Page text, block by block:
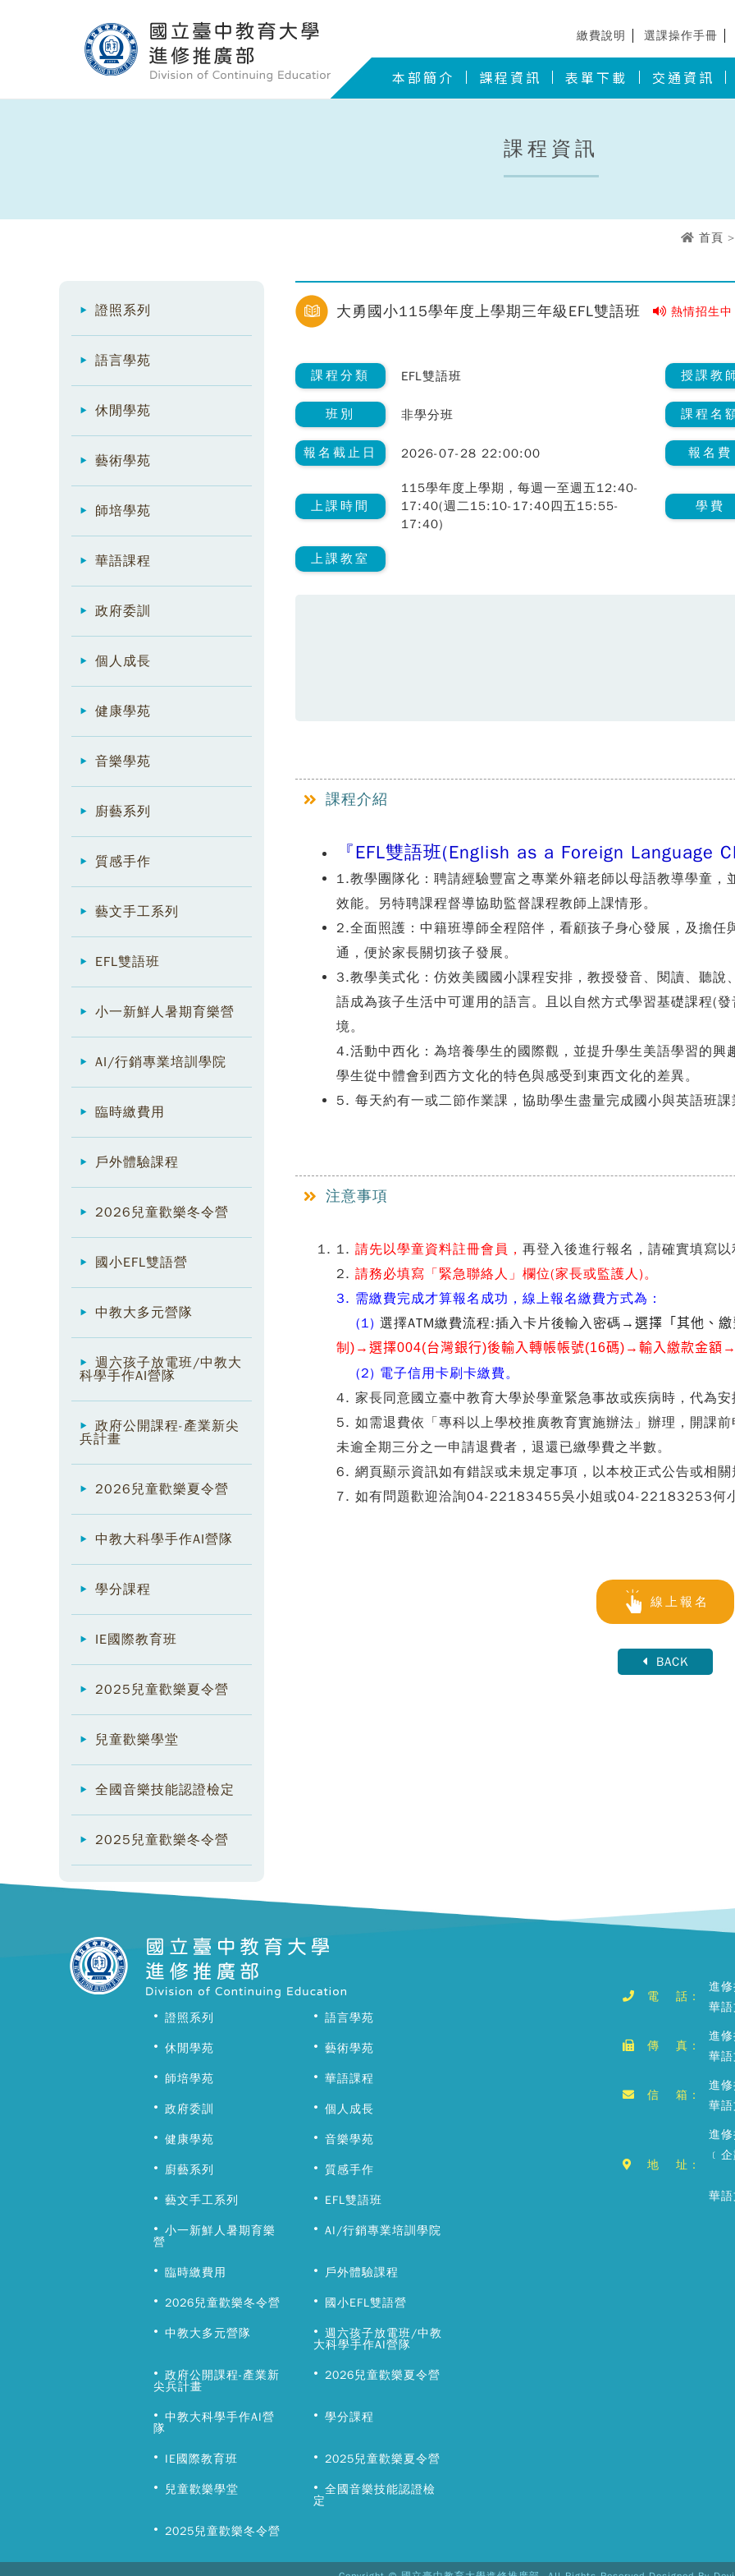
繳費說明 選課操作手冊
本部簡介 課程資訊 表單下載 交通資訊
課程資訊
首頁
證照系列
語言學苑
休閒學苑
藝術學苑
師培學苑
華語課程
政府委訓
個人成長
健康學苑
音樂學苑
廚藝系列
質感手作
藝文手工系列
EFL雙語班
小一新鮮人暑期育樂營
AI/行銷專業培訓學院
臨時繳費用
戶外體驗課程
2026兒童歡樂冬令營
國小EFL雙語營
中教大多元營隊
週六孩子放電班/中教大
科學手作AI營隊
政府公開課程-產業新尖
兵計畫
2026兒童歡樂夏令營
中教大科學手作AI營隊
學分課程
IE國際教育班
2025兒童歡樂夏令營
兒童歡樂學堂
全國音樂技能認證檢定
2025兒童歡樂冬令營
大勇國小115學年度上學期三年級EFL雙語班 熱情招生中
課程分類 EFL雙語班 授課教
班別 非學分班 課程名
報名截止日 2026-07-28 22:00:00 報名費
上課時間
115學年度上學期，每週一至週五12:40-
17:40(週二15:10-17:40四五15:55-
17:40)
學費
上課教室
課程介紹
『EFL雙語班(English as a Foreign Language
1.教學團隊化：聘請經驗豐富之專業外籍老師以母語教導學童，
效能。另特聘課程督導協助監督課程教師上課情形。
2.全面照護：中籍班導師全程陪伴，看顧孩子身心發展，及擔任
通，便於家長關切孩子發展。
3.教學美式化：仿效美國國小課程安排，教授發音、閱讀、聽說
語成為孩子生活中可運用的語言。且以自然方式學習基礎課程(
境。
4.活動中西化：為培養學生的國際觀，並提升學生美語學習的興
學生從中體會到西方文化的特色與感受到東西文化的差異。
5. 每天約有一或二節作業課，協助學生盡量完成國小與英語班課
注意事項
1. 請先以學童資料註冊會員， 再登入後進行報名，請確實填寫以
2. 請務必填寫 「 緊急聯絡人 」 欄位(家長或監護人)。
3. 需繳費完成才算報名成功，線上報名繳費方式為：
(1) 選擇ATM繳費流程:插入卡片後輸入密碼 →選擇 「其他、
制) →選擇004(台灣銀行)後輸入轉帳帳號(16碼) →輸入繳款金額
(2) 電子信用卡刷卡繳費。
4. 家長同意國立臺中教育大學於學童緊急事故或疾病時，代為安
5. 如需退費依「專科以上學校推廣教育實施辦法」辦理，開課
未逾全期三分之一申請退費者，退還已繳學費之半數。
6. 網頁顯示資訊如有錯誤或未規定事項，以本校正式公告或相關
7. 如有問題歡迎洽詢04-22183455吳小姐或04-22183253何
線上報名
BACK
證照系列 語言學苑
休閒學苑 藝術學苑
師培學苑 華語課程
政府委訓 個人成長
健康學苑 音樂學苑
廚藝系列 質感手作
藝文手工系列 EFL雙語班
小一新鮮人暑期育樂
營
AI/行銷專業培訓學院
臨時繳費用 戶外體驗課程
2026兒童歡樂冬令營 國小EFL雙語營
中教大多元營隊
週六孩子放電班/中教
大科學手作AI營隊
政府公開課程-產業新
尖兵計畫
2026兒童歡樂夏令營
中教大科學手作AI營
隊
學分課程
IE國際教育班 2025兒童歡樂夏令營
兒童歡樂學堂
全國音樂技能認證檢
定
2025兒童歡樂冬令營
電 話：
進
華
傳 真：
進
華
信 箱：
進
華
地 址：
進
﹝
華